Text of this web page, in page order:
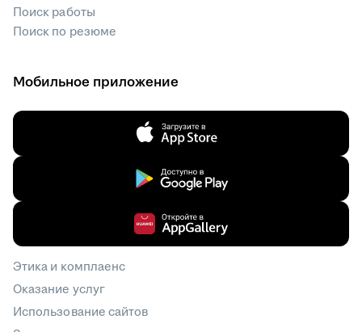
Поиск работы
Поиск по резюме
Мобильное приложение
Этика и комплаенс
Оказание услуг
Использование сайтов